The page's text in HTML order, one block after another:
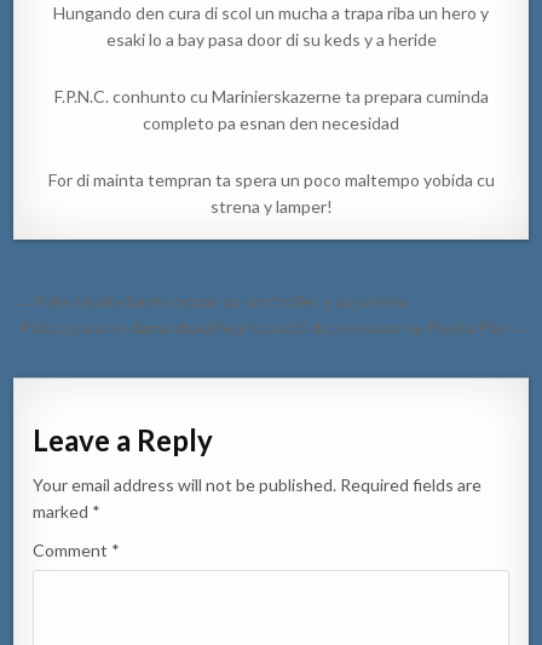
Hungando den cura di scol un mucha a trapa riba un hero y
esaki lo a bay pasa door di su keds y a heride
F.P.N.C. conhunto cu Marinierskazerne ta prepara cuminda
completo pa esnan den necesidad
For di mainta tempran ta spera un poco maltempo yobida cu
strena y lamper!
Post
navigation
← Polis tabata basta ocupa cu un choller y su pareha
Polis a para un dama chauffeur burachi di core auto na Piedra Plat →
Leave a Reply
Your email address will not be published. Required fields are
marked *
Comment *